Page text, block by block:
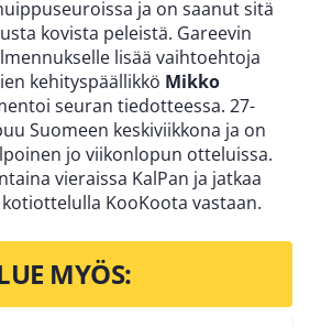
ja on saanut sitä
kovista peleistä. Gareevin
lisää vaihtoehtoja
kehityspäällikkö Mikko
seuran tiedotteessa. 27-
Suomeen keskiviikkona ja on
jo viikonlopun otteluissa.
vieraissa KalPan ja jatkaa
KooKoota vastaan.
MYÖS: